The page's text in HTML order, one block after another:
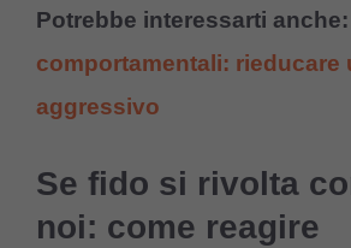
Potrebbe interessarti anche:
comportamentali: rieducare
aggressivo
Se fido si rivolta
noi: come reagire